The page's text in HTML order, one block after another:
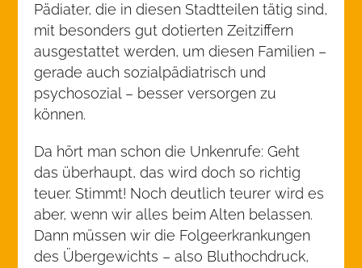
Pädiater, die in diesen Stadtteilen tätig sind,
mit besonders gut dotierten Zeitziffern
ausgestattet werden, um diesen Familien –
gerade auch sozialpädiatrisch und
psychosozial – besser versorgen zu
können.
Da hört man schon die Unkenrufe: Geht
das überhaupt, das wird doch so richtig
teuer. Stimmt! Noch deutlich teurer wird es
aber, wenn wir alles beim Alten belassen.
Dann müssen wir die Folgeerkrankungen
des Übergewichts – also Bluthochdruck,